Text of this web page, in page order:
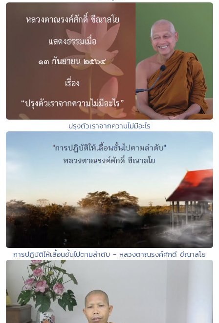
ปรุงตัวเราจากความไม่มีอะไร
การปฎิบัติให้เลื้อนชั้นไปตามลำดับ - หลวงตาณรงค์ศักดิ์ ขีณาลโย